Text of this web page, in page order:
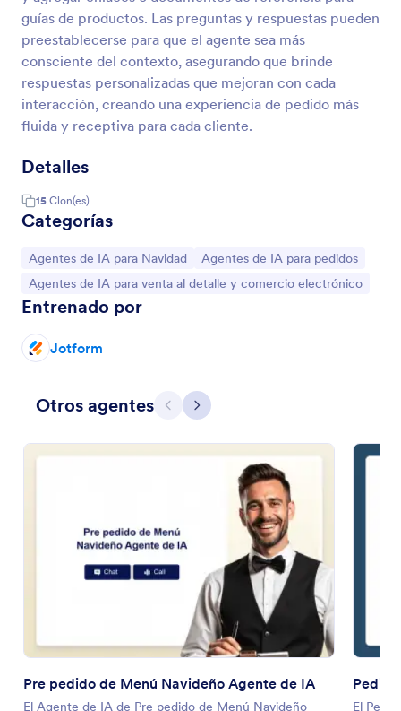
guías de productos. Las preguntas y respuestas pueden
preestablecerse para que el agente sea más
consciente del contexto, asegurando que brinde
respuestas personalizadas que mejoran con cada
interacción, creando una experiencia de pedido más
fluida y receptiva para cada cliente.
Detalles
15 Clon(es)
Categorías
Ir a Categoría:
Agentes de IA para Navidad Ir a Categoría:
Agentes de IA para pedidos
Ir a Categoría:
Agentes de IA para venta al detalle y comercio electrónico
Entrenado por
Jotform
Otros agentes AtrásSiguiente
Pre pedido de Menú Navideño Agente de IA
El Agente de IA de Pre pedido de Menú Navideño
El